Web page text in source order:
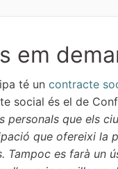
em
té un contracte
social és el de
personals que els
que ofereixi la
Tampoc es farà un